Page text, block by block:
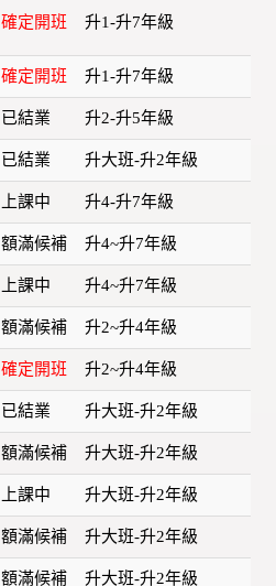
確定開班 升1-升7年級
確定開班 升1-升7年級
已結業 升2-升5年級
已結業 升大班-升2年級
上課中 升4-升7年級
額滿候補 升4~升7年級
上課中 升4~升7年級
額滿候補 升2~升4年級
確定開班 升2~升4年級
已結業 升大班-升2年級
額滿候補 升大班-升2年級
上課中 升大班-升2年級
額滿候補 升大班-升2年級
額滿候補 升大班-升2年級